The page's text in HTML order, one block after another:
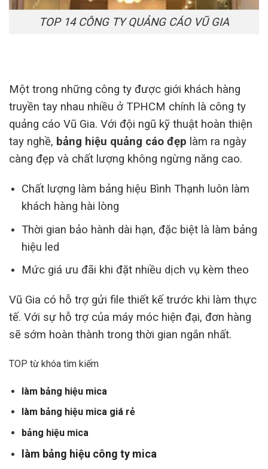
TOP 14 CÔNG TY QUẢNG CÁO VŨ GIA
Một trong những công ty được giới khách hàng
truyền tay nhau nhiều ở TPHCM chính là công ty
quảng cáo Vũ Gia. Với đội ngũ kỹ thuật hoàn thiện
tay nghề, bảng hiệu quảng cáo đẹp làm ra ngày
càng đẹp và chất lượng không ngừng năng cao.
Chất lượng làm bảng hiệu Bình Thạnh luôn làm
khách hàng hài lòng
Thời gian bảo hành dài hạn, đặc biệt là làm bảng
hiệu led
Mức giá ưu đãi khi đặt nhiều dịch vụ kèm theo
Vũ Gia có hỗ trợ gửi file thiết kế trước khi làm thực
tế. Với sự hỗ trợ của máy móc hiện đại, đơn hàng
sẽ sớm hoàn thành trong thời gian ngắn nhất.
TOP từ khóa tìm kiếm
làm bảng hiệu mica
làm bảng hiệu mica giá rẻ
bảng hiệu mica
làm bảng hiệu công ty mica